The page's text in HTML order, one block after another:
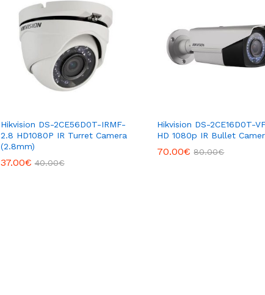
Hikvision DS-2CE56D0T-IRMF-
2.8 HD1080P IR Turret Camera
(2.8mm)
37.00€ 40.00€
Hikvision DS-2CE16D0T-
HD 1080p IR Bullet
70.00€ 80.00€